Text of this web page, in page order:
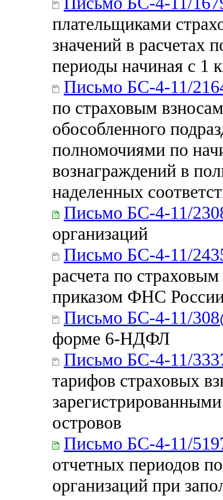
плательщиками
значений в расчетах
периоды начиная с 1
Письмо БС-4-11/
по страховым
обособленного
полномочиями по
вознаграждений в
наделенных
Письмо БС-4-11/
организаций
Письмо БС-4-11/
расчета по
приказом ФНС
Письмо БС-4-11/
форме 6-НДФЛ
Письмо БС-4-11/
тарифов страховых
островов
Письмо БС-4-11/
отчетных периодов
организаций при